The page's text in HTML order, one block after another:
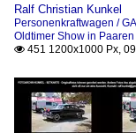
Ralf Christian Kunkel
Personenkraftwagen /
Oldtimer Show in
 451 1200x1000 Px,